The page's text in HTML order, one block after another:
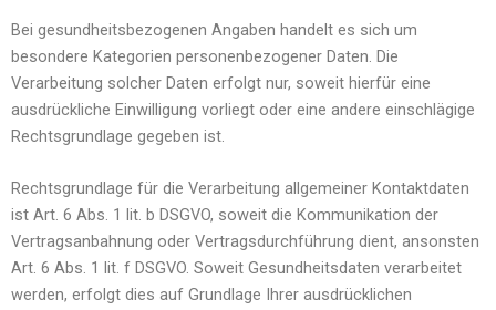
Bei gesundheitsbezogenen Angaben handelt es sich um
besondere Kategorien personenbezogener Daten. Die
Verarbeitung solcher Daten erfolgt nur, soweit hierfür eine
ausdrückliche Einwilligung vorliegt oder eine andere einschlägige
Rechtsgrundlage gegeben ist.
Rechtsgrundlage für die Verarbeitung allgemeiner Kontaktdaten
ist Art. 6 Abs. 1 lit. b DSGVO, soweit die Kommunikation der
Vertragsanbahnung oder Vertragsdurchführung dient, ansonsten
Art. 6 Abs. 1 lit. f DSGVO. Soweit Gesundheitsdaten verarbeitet
werden, erfolgt dies auf Grundlage Ihrer ausdrücklichen